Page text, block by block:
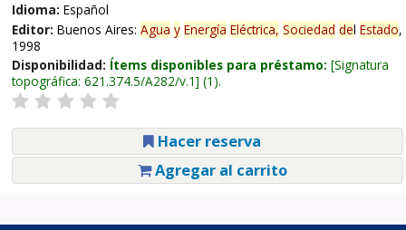
Idioma: Español
Editor: Buenos Aires: Agua y Energía Eléctrica, Sociedad del Estado,
1998
Disponibilidad: Ítems disponibles para préstamo: Signatura
topográfica: 621.374.5/A282/v.1 (1).
Hacer reserva
Agregar al carrito